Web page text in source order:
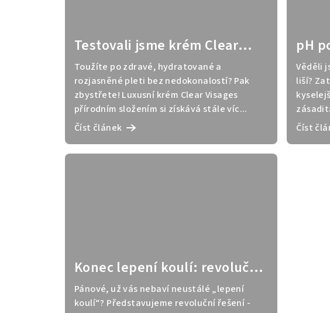
Testovali jsme krém Clear
Visage: 90% úspěšnost u
našich zákaznic
Toužíte po zdravé, hydratované a
rozjasněné pleti bez nedokonalostí? Pak
zbystřete! Luxusní krém Clear Visages
přírodním složením si získává stále víc...
Číst článek
pH
muži
Věděli
liší?
Číst
Konec lepení koulí: revoluční
krém na koule Bergamot
Pánové, už vás nebaví neustálé „lepení
koulí“? Představujeme revoluční řešení -